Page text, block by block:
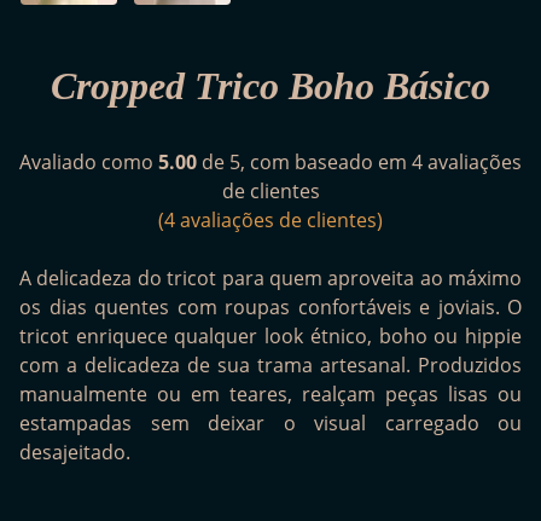
Cropped Trico Boho Básico
Avaliado como 5.00 de 5, com baseado em 4avaliações
de clientes
(4avaliações de clientes)
A delicadeza do tricot para quem aproveita ao máximo
os dias quentes com roupas confortáveis e joviais. O
tricot enriquece qualquer look étnico, boho ou hippie
com a delicadeza de sua trama artesanal. Produzidos
manualmente ou em teares, realçam peças lisas ou
estampadas sem deixar o visual carregado ou
desajeitado.